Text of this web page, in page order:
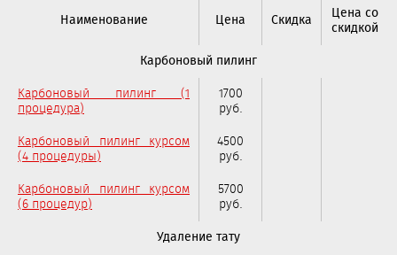
Наименование Цена Скидка Цена со
скидкой
Карбоновый пилинг
Карбоновый пилинг (1
процедура)
1700
руб.
Карбоновый пилинг курсом
(4 процедуры)
4500
руб.
Карбоновый пилинг курсом
(6 процедур)
5700
руб.
Удаление тату